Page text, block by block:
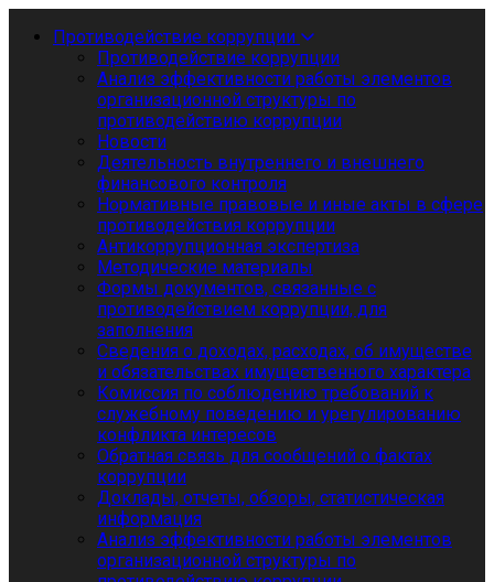
Противодействие коррупции
Противодействие коррупции
Анализ эффективности работы элементов
организационной структуры по
противодействию коррупции
Новости
Деятельность внутреннего и внешнего
финансового контроля
Нормативные правовые и иные акты в сфере
противодействия коррупции
Антикоррупционная экспертиза
Методические материалы
Формы документов, связанные с
противодействием коррупции, для
заполнения
Сведения о доходах, расходах, об имуществе
и обязательствах имущественного характера
Комиссия по соблюдению требований к
служебному поведению и урегулированию
конфликта интересов
Обратная связь для сообщений о фактах
коррупции
Доклады, отчеты, обзоры, статистическая
информация
Анализ эффективности работы элементов
организационной структуры по